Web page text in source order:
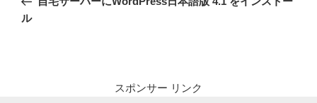
ナ
投
ル
スポンサー リンク